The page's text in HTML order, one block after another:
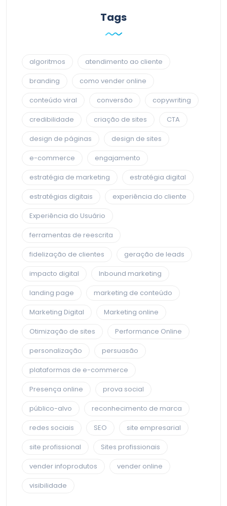
Tags
algoritmos
atendimento ao cliente
branding
como vender online
conteúdo viral
conversão
copywriting
credibilidade
criação de sites
CTA
design de páginas
design de sites
e-commerce
engajamento
estratégia de marketing
estratégia digital
estratégias digitais
experiência do cliente
Experiência do Usuário
ferramentas de reescrita
fidelização de clientes
geração de leads
impacto digital
Inbound marketing
landing page
marketing de conteúdo
Marketing Digital
Marketing online
Otimização de sites
Performance Online
personalização
persuasão
plataformas de e-commerce
Presença online
prova social
público-alvo
reconhecimento de marca
redes sociais
SEO
site empresarial
site profissional
Sites profissionais
vender infoprodutos
vender online
visibilidade